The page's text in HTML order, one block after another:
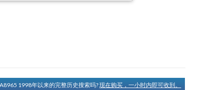
1998年以来的完整历史搜索吗?现在购买，一小时内即可收到。